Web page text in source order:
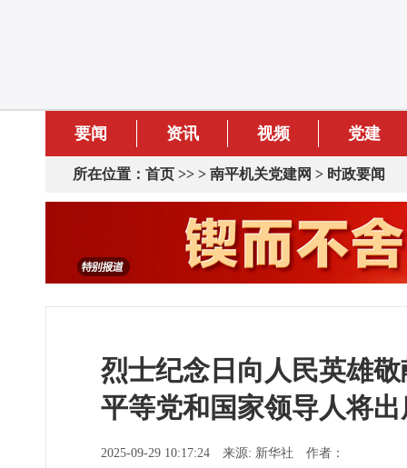
要闻 资讯 视频 党建
所在位置： 首页 >> > 南平机关党建网 > 时政要闻
烈士纪念日向人民英雄
平等党和国家领导人将出
2025-09-29 10:17:24 来源: 新华社 作者：